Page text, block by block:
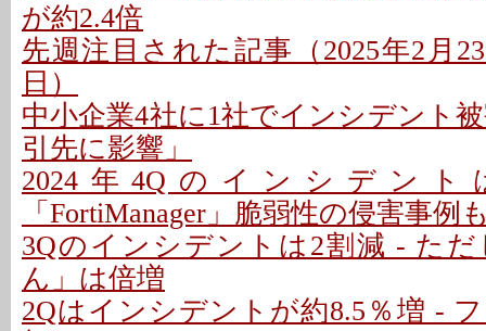
が約2.4倍
先週注目された記事（2025年2月
日）
中小企業4社に1社でインシデント
引先に影響」
2024年4Qのインシデン
「FortiManager」脆弱性の侵害事例
3Qのインシデントは2割減 - た
ん」は倍増
2Qはインシデントが約8.5％増 -